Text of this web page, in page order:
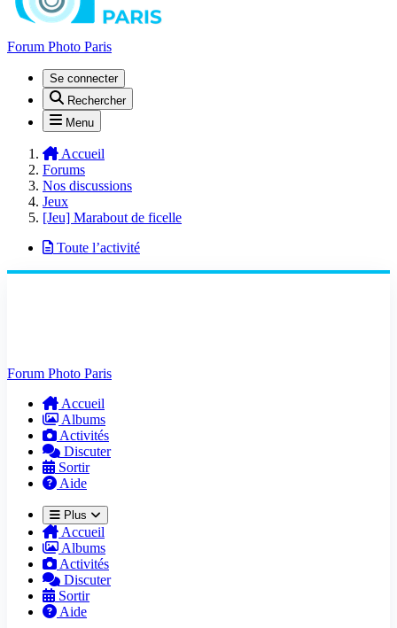
Forum Photo Paris
Se connecter
Rechercher
Menu
Accueil
Forums
Nos discussions
Jeux
[Jeu] Marabout de ficelle
Toute l’activité
Forum Photo Paris
Accueil
Albums
Activités
Discuter
Sortir
Aide
Plus
Accueil
Albums
Activités
Discuter
Sortir
Aide